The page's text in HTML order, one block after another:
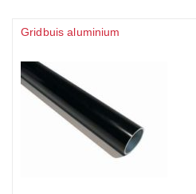
Gridbuis aluminium